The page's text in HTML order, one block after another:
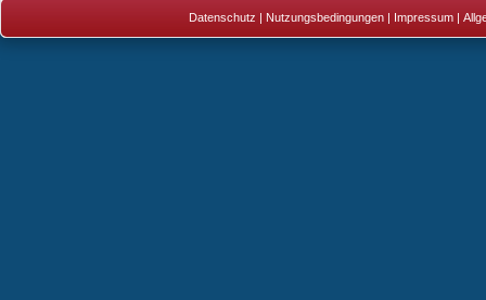
Datenschutz | Nutzungsbedingungen | Impressum |